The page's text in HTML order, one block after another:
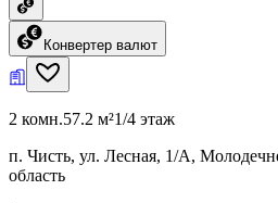
Конвертер валют
2 комн.57.2 м²1/4 этаж
п. Чисть, ул. Лесная, 1/А,
область